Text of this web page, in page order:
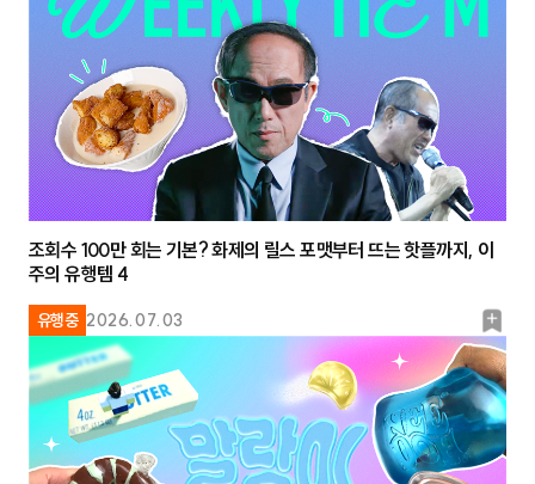
크
유행중 2026.07.03
북
마
크
조회수 100만 회는 기본? 화제의 릴스 포맷부터 뜨는 핫플까지, 이
주의 유행템 4